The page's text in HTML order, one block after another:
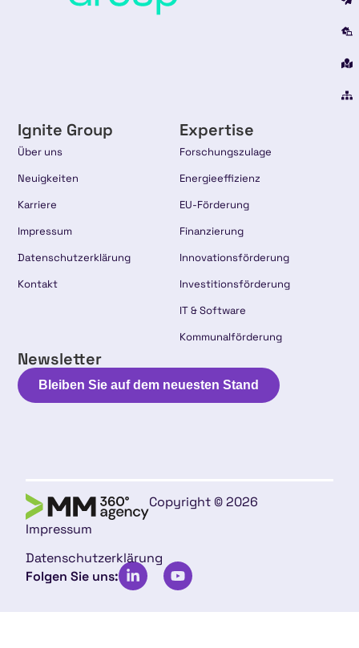
Ignite Group
Über uns
Neuigkeiten
Karriere
Impressum
Datenschutzerklärung
Kontakt
Expertise
Forschungszulage
Energieeffizienz
EU-Förderung
Finanzierung
Innovationsförderung
Investitionsförderung
IT & Software
Kommunalförderung
Newsletter
Bleiben Sie auf dem neuesten Stand
Copyright © 2026
Impressum
Datenschutzerklärung
Folgen Sie uns: